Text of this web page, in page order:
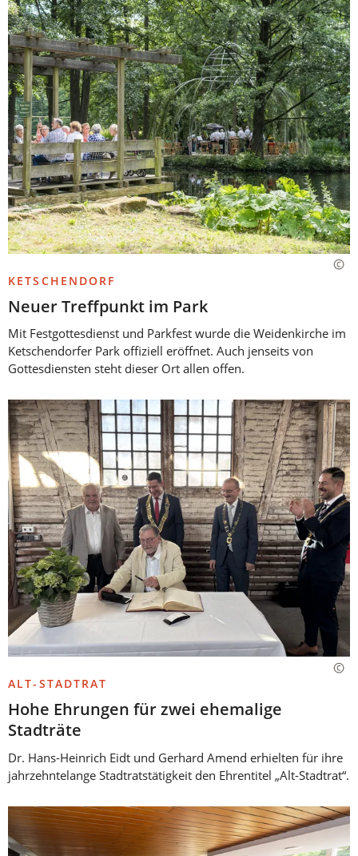
KETSCHENDORF
Neuer Treffpunkt im Park
Mit Festgottesdienst und Parkfest wurde die Weidenkirche im
Ketschendorfer Park offiziell eröffnet. Auch jenseits von
Gottesdiensten steht dieser Ort allen offen.
ALT-STADTRAT
Hohe Ehrungen für zwei ehemalige
Stadträte
Dr. Hans-Heinrich Eidt und Gerhard Amend erhielten für ihre
jahrzehntelange Stadtratstätigkeit den Ehrentitel „Alt-Stadtrat“.